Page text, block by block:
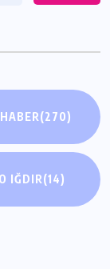
(270)
IĞDIR(14)